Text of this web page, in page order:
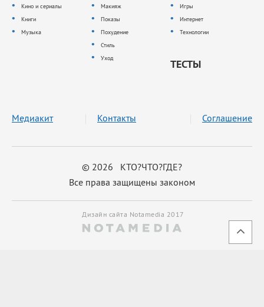
Кино и сериалы
Книги
Музыка
Макияж
Показы
Похудение
Стиль
Уход
Игры
Интернет
Технологии
ТЕСТЫ
© 2026 КТО?ЧТО?ГДЕ?
Все права защищены законом
Медиакит Контакты Соглашение
Дизайн сайта Notamedia 2017